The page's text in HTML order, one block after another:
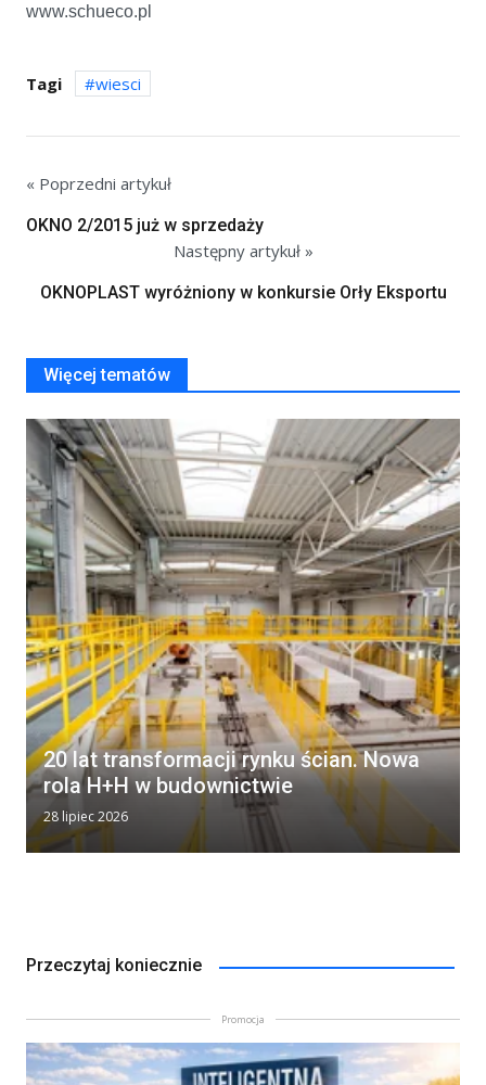
www.schueco.pl
Tagi wiesci
« Poprzedni artykuł
OKNO 2/2015 już w sprzedaży
Następny artykuł »
OKNOPLAST wyróżniony w konkursie Orły Eksportu
Więcej tematów
20 lat transformacji rynku ścian. Nowa
rola H+H w budownictwie
28 lipiec 2026
Przeczytaj koniecznie
Promocja